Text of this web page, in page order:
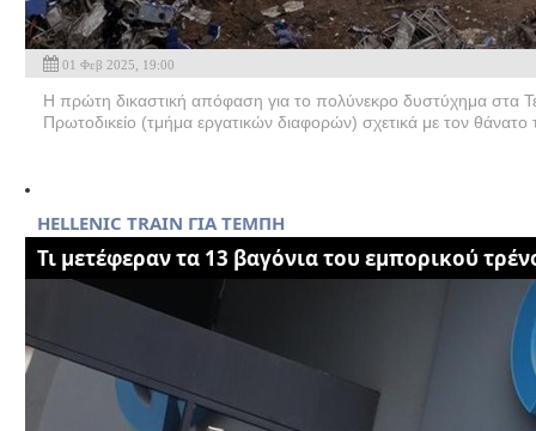
01 Φεβ 2025, 19:00
Η πρώτη δικαστική απόφαση για το πολύνεκρο δυστύχημα στα
Πρωτοδικείο (τμήμα εργατικών διαφορών) σχετικά με τον θάνατο
HELLENIC TRAIN ΓΙΑ ΤΕΜΠΗ
Τι μετέφεραν τα 13 βαγόνια του εμπορικού